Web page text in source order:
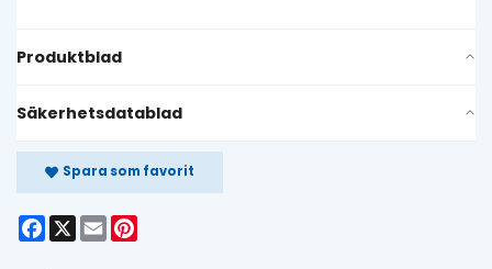
Produktblad
Säkerhetsdatablad
Spara som favorit
Facebook
X Email